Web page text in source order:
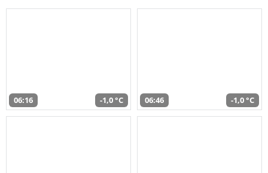
06:16 -1,0 °C 06:46 -1,0 °C